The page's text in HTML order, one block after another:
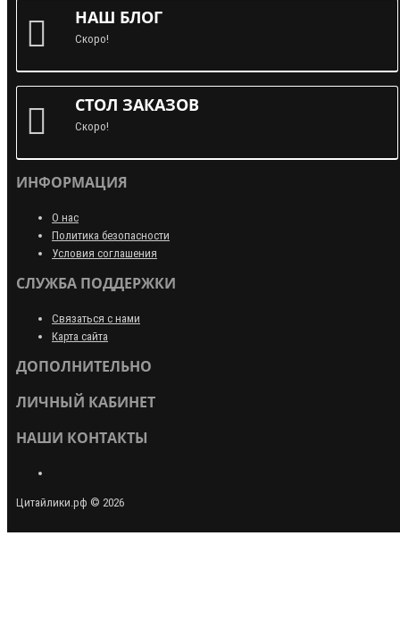
НАШ БЛОГ
Скоро!
СТОЛ ЗАКАЗОВ
Скоро!
ИНФОРМАЦИЯ
О нас
Политика безопасности
Условия соглашения
СЛУЖБА ПОДДЕРЖКИ
Связаться с нами
Карта сайта
ДОПОЛНИТЕЛЬНО
ЛИЧНЫЙ КАБИНЕТ
НАШИ КОНТАКТЫ
Цитайлики.рф © 2026